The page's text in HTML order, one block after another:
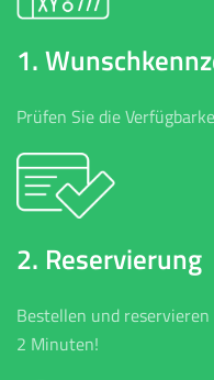
1.
Prüfen Sie die
2. Reservierung
Bestellen und
2 Minuten!